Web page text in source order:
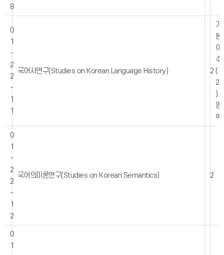
8
0
1
-
2
2
-
1
1
국어사연구(Studies on Korean Language History) 2
기
본
이
수
(
2
)
영
역
0
1
-
2
2
-
1
2
국어의미론연구(Studies on Korean Semantics) 2
0
1